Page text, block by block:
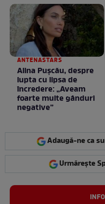
ANTENASTARS
Alina Pușcău, despre
lupta cu lipsa de
încredere: „Aveam
foarte multe gânduri
negative”
Adaugă-ne ca
Urmărește